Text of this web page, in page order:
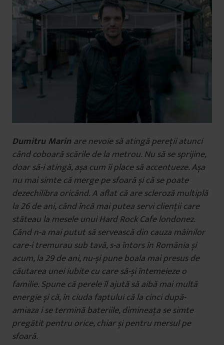
Dumitru Marinare nevoie să atingă pereții atunci
când coboară scările de la metrou. Nu să se sprijine,
doar să-i atingă, așa cum îi place să accentueze. Așa
nu mai simte că merge pe sfoară și că se poate
dezechilibra oricând. A aflat că are scleroză multiplă
la 26 de ani, când încă mai putea servi clienții care
stăteau la mesele unui Hard Rock Cafe londonez.
Când n-a mai putut să servească din cauza mâinilor
care-i tremurau sub tavă, s-a întors în România și
acum, la 29 de ani, nu-și pune boala mai presus de
căutarea unei iubite cu care să-și întemeieze o
familie. Spune că perele îl ajută să aibă mai multă
energie și că, în ciuda faptului că la cinci după-
amiaza i se termină bateriile, dimineața se simte
pregătit pentru orice, chiar și pentru mersul pe
sfoară.